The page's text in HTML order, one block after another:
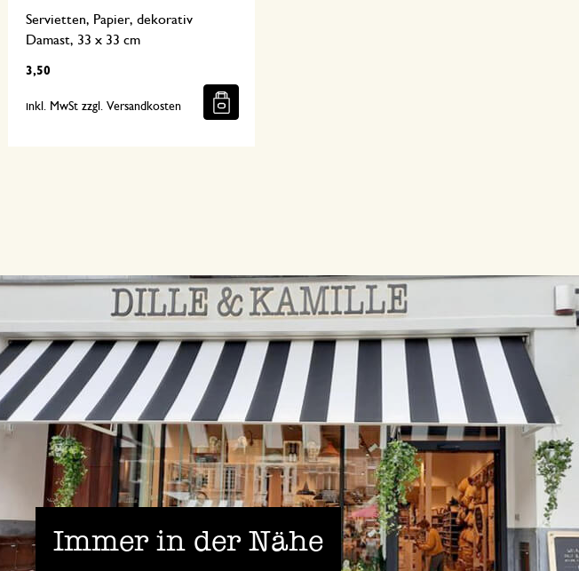
Servietten, Papier, dekorativ
Damast, 33 x 33 cm
3,50
inkl. MwSt zzgl. Versandkosten
Immer in der Nähe